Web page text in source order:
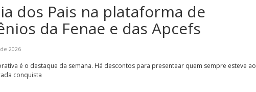
dos Pais na plataforma de
da Fenae e das Apcefs
2026
é o destaque da semana. Há descontos para presentear quem sempre esteve ao
conquista